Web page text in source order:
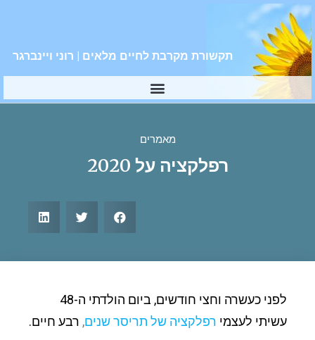
תקשורת מקרבת לחיים מלאים | רוני ויינברגר
מאמרים
רפלקציה על 2020
לפני כעשרה וחצי חודשים, ביום הולדתי ה-48
עשיתי לעצמי רפלקציה של תריסר שנים, רבע חיים.